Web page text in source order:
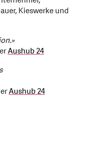
Kieswerke und
Aushub 24
Aushub 24